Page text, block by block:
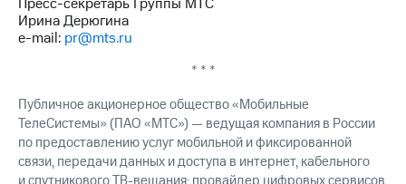
Ирина Дерюгина
e-mail: pr@mts.ru
* * *
Публичное акционерное общество «Мобильные
ТелеСистемы» (ПАО «МТС») — ведущая компания в России
по предоставлению услуг мобильной и фиксированной
связи, передачи данных и доступа в интернет, кабельного